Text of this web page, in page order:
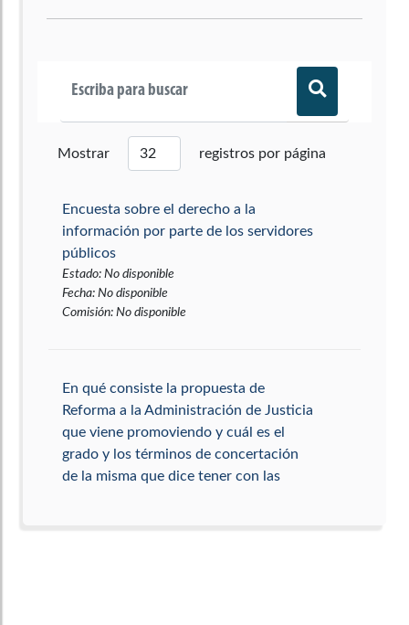
Mostrar registros por página
Encuesta sobre el derecho a la
información por parte de los servidores
públicos
Estado: No disponible
Fecha: No disponible
Comisión: No disponible
En qué consiste la propuesta de
Reforma a la Administración de Justicia
que viene promoviendo y cuál es el
grado y los términos de concertación
de la misma que dice tener con las